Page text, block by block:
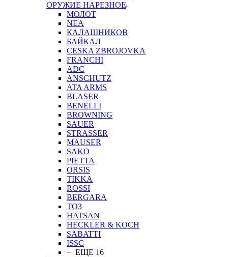
ОРУЖИЕ НАРЕЗНОЕ
МОЛОТ
NEA
КАЛАШНИКОВ
БАЙКАЛ
CESKA ZBROJOVKA
FRANCHI
ADC
ANSCHUTZ
ATA ARMS
BLASER
BENELLI
BROWNING
SAUER
STRASSER
MAUSER
SAKO
PIETTA
ORSIS
TIKKA
ROSSI
BERGARA
ТОЗ
HATSAN
HECKLER & KOCH
SABATTI
ISSC
+ ЕЩЕ 16